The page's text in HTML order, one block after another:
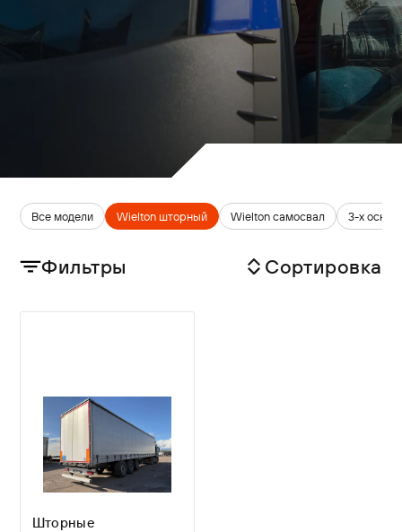
Все модели Wielton шторный Wielton cамосвал 3-х осные
Фильтры Сортировка
Шторные